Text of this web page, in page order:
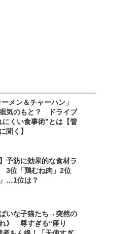
メン＆チャーハン」
気のもと？ ドライブ
にくい食事術”とは【管
聞く】
】予防に効果的な食材ラ
3位「鶏むね肉」2位
」…1位は？
いな子猫たち→突然の
れ》 尊すぎる“座り